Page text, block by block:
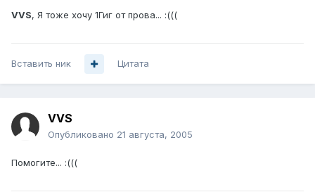
VVS, Я тоже хочу 1Гиг от прова... :(((
Вставить ник Цитата
VVS
Опубликовано 21 августа, 2005
Помогите... :(((